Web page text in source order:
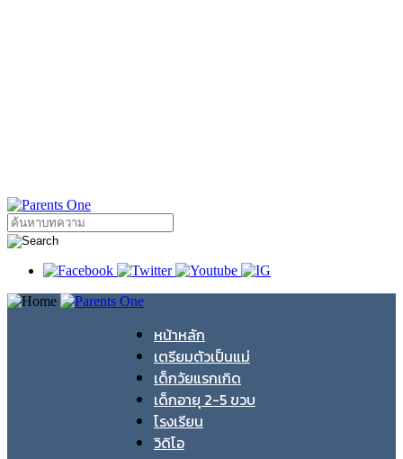
หน้าหลัก
เตรียมตัวเป็นแม่
เด็กวัยแรกเกิด
เด็กอายุ 2-5 ขวบ
โรงเรียน
วิดิโอ